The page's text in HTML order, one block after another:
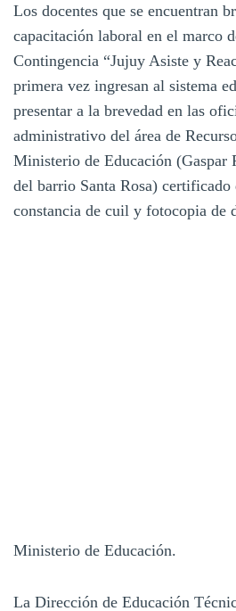
Los docentes que se encuentran
capacitación laboral en el marco
Contingencia “Jujuy Asiste y
primera vez ingresan al sistema
presentar a la brevedad en las
administrativo del área de
Ministerio de Educación (Gaspar
del barrio Santa Rosa)
constancia de cuil y fotocopia de
Ministerio de Educación.
La Dirección de Educación